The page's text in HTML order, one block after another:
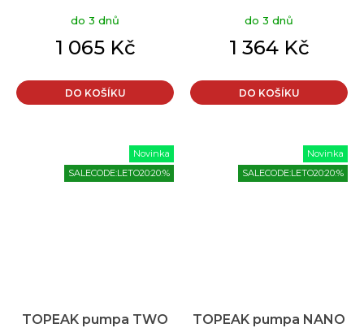
do 3 dnů
1 065 Kč
DO KOŠÍKU
do 3 dnů
1 364 Kč
DO KOŠÍKU
Novinka
SALECODE:LETO20:20:%
TOPEAK pumpa TWO
Novinka
SALECODE:LETO20:20:%
TOPEAK pumpa NANO